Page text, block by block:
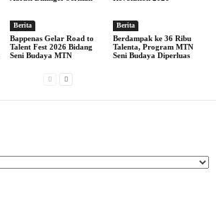
Berita
Bappenas Gelar Road to
Talent Fest 2026 Bidang
Seni Budaya MTN
Berita
Berdampak ke 36 Ribu
Talenta, Program MTN
Seni Budaya Diperluas